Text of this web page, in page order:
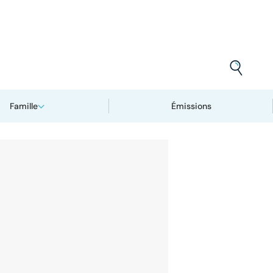
Famille Émissions